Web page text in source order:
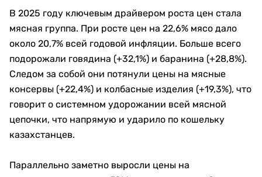
В 2025 году ключевым драйвером роста цен стала
мясная группа. При росте цен на 22,6% мясо дало
около 20,7% всей годовой инфляции. Больше всего
подорожали говядина (+32,1%) и баранина (+28,8%).
Следом за собой они потянули цены на мясные
консервы (+22,4%) и колбасные изделия (+19,3%), что
говорит о системном удорожании всей мясной
цепочки, что напрямую и ударило по кошельку
казахстанцев.
Параллельно заметно выросли цены на